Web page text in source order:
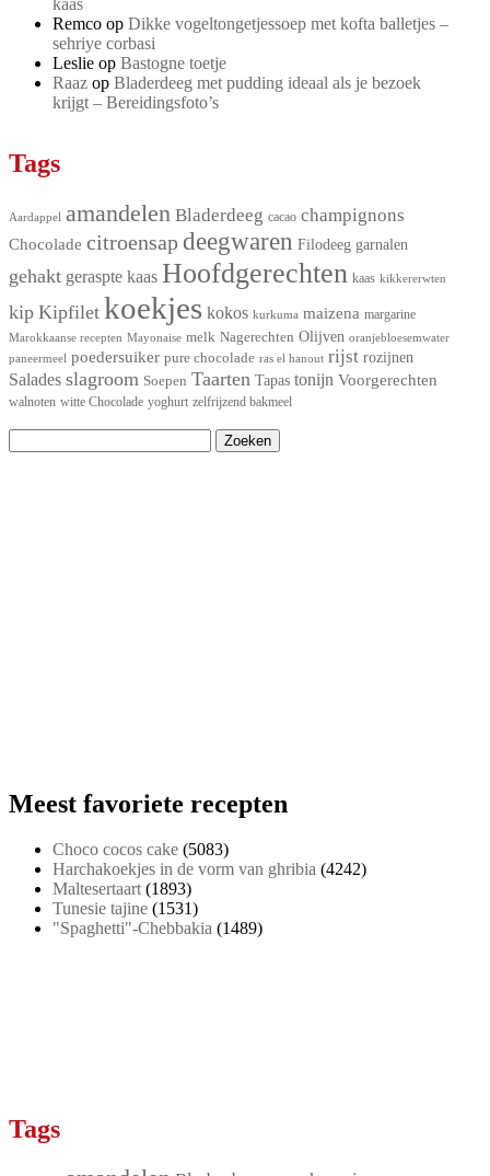
Remco op Dikke vogeltongetjessoep met kofta balletjes –
sehriye corbasi
Leslie op Bastogne toetje
Raaz op Bladerdeeg met pudding ideaal als je bezoek
krijgt – Bereidingsfoto’s
Tags
Aardappel amandelen Bladerdeeg cacao champignons
Chocolade citroensapdeegwaren Filodeeg garnalen
gehakt geraspte kaas Hoofdgerechten kaas kikkererwten
kip Kipfilet koekjes kokos kurkuma maizena margarine
Marokkaanse recepten Mayonaise melk Nagerechten Olijven oranjebloesemwater
paneermeel poedersuiker pure chocolade ras el hanout rijst rozijnen
Salades slagroom Soepen Taarten Tapas tonijn Voorgerechten
walnoten witte Chocolade yoghurt zelfrijzend bakmeel
naar:
Meest favoriete recepten
Choco cocos cake (5083)
Harchakoekjes in de vorm van ghribia (4242)
Maltesertaart(1893)
Tunesie tajine (1531)
"Spaghetti"-Chebbakia (1489)
Tags